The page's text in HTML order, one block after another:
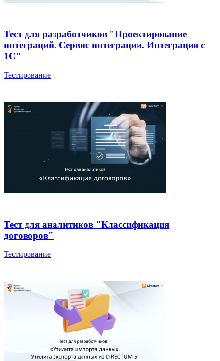
Тест для разработчиков "Проектирование
интеграций. Сервис интеграции. Интеграция с
1С"
Тестирование
Тест для аналитиков "Классификация
договоров"
Тестирование